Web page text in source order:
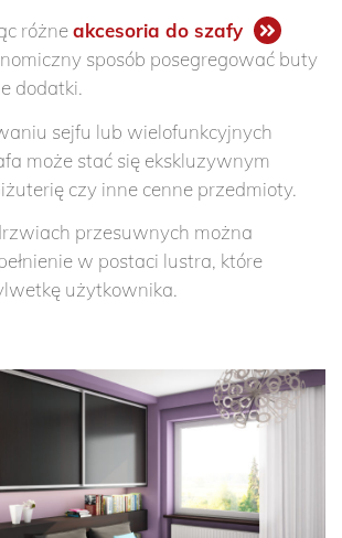
różneakcesoria do szafy
sposób posegregować buty
dodatki.
sejfu lub wielofunkcyjnych
może stać się ekskluzywnym
czy inne cenne przedmioty.
przesuwnych można
w postaci lustra, które
użytkownika.